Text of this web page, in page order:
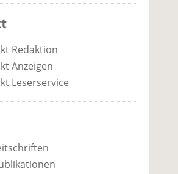
Redaktion
Anzeigen
Leserservice